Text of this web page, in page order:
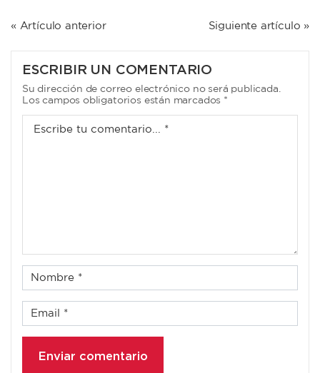
NAVEGACIÓN
ENTRADAS
« Artículo anterior Siguiente artículo »
ESCRIBIR UN COMENTARIO
Su dirección de correo electrónico no será publicada.
Los campos obligatorios están marcados *